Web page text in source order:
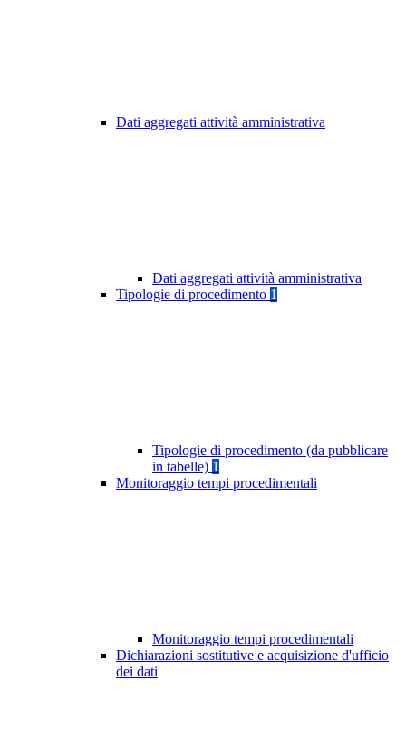
Dati aggregati attività amministrativa
Dati aggregati attività amministrativa
Tipologie di procedimento 1
Tipologie di procedimento (da pubblicare
in tabelle) 1
Monitoraggio tempi procedimentali
Monitoraggio tempi procedimentali
Dichiarazioni sostitutive e acquisizione d'ufficio
dei dati